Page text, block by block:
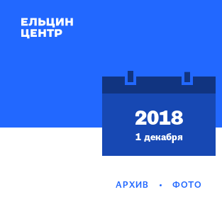
2018
1 декабря
АРХИВ ФОТО